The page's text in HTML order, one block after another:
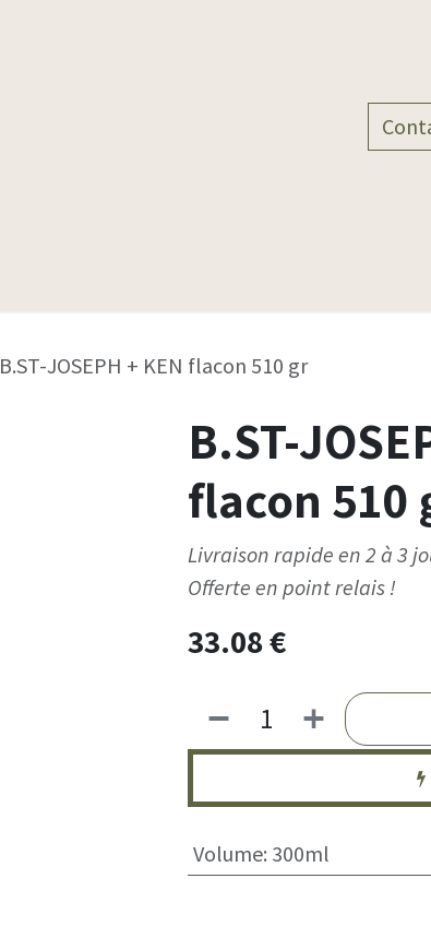
B.ST-JOSEPH + KEN flacon 510 gr
B.ST-
flacon 510
Livraison rapide en 2 à 3
Offerte en point relais !
33.08€
Volume: 300ml